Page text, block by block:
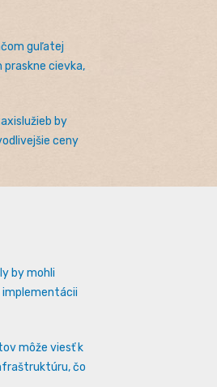
guľatej
praskne cievka,
by
ceny
by mohli
implementácii
môže viesť k
čo